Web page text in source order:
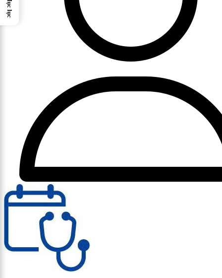
Mục lục